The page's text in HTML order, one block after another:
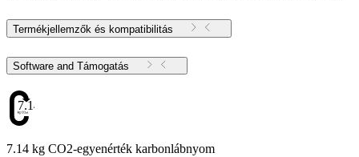
Termékjellemzők és kompatibilitás
Software and Támogatás
7.14
7.14 kg CO2-egyenérték karbonlábnyom